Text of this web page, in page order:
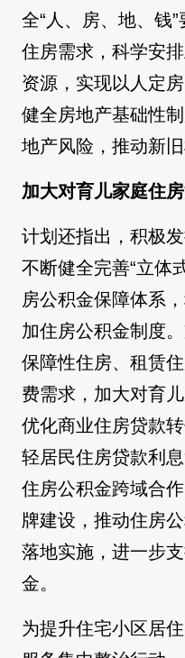
全“人、房、地、钱
住房需求，科学安
资源，实现以人定
健全房地产基础性
地产风险，推动新旧
加大对育儿家庭住
计划还指出，积极
不断健全完善“立体
房公积金保障体系
加住房公积金制度
保障性住房、租赁
费需求，加大对育
优化商业住房贷款
轻居民住房贷款利
住房公积金跨域合
牌建设，推动住房
落地实施，进一步
金。
为提升住宅小区居